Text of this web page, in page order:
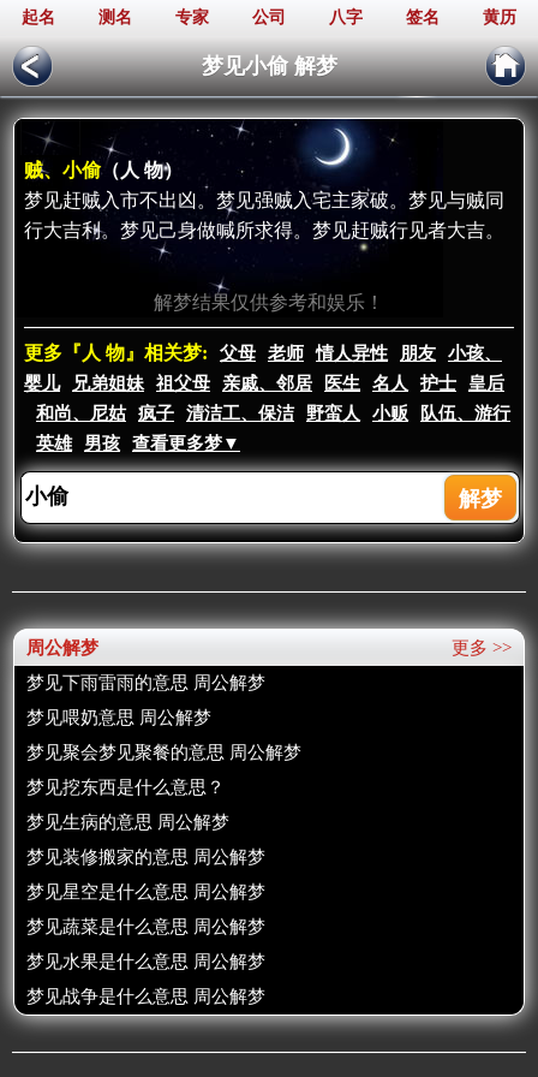
起名 测名 专家 公司 八字 签名 黄历
梦见小偷 解梦
贼、小偷（人 物）
梦见赶贼入市不出凶。梦见强贼入宅主家破。梦见与贼同
行大吉利。梦见己身做喊所求得。梦见赶贼行见者大吉。
解梦结果仅供参考和娱乐！
更多『人 物』相关梦: 父母 老师 情人异性 朋友
小孩、
婴儿
兄弟姐妹 祖父母 亲戚、邻居 医生 名人 护士
皇后
和尚、尼姑
疯子 清洁工、保洁 野蛮人 小贩
队伍、游行
英雄
男孩 查看更多梦▼
更多 >>
周公解梦
梦见下雨雷雨的意思 周公解梦
梦见喂奶意思 周公解梦
梦见聚会梦见聚餐的意思 周公解梦
梦见挖东西是什么意思？
梦见生病的意思 周公解梦
梦见装修搬家的意思 周公解梦
梦见星空是什么意思 周公解梦
梦见蔬菜是什么意思 周公解梦
梦见水果是什么意思 周公解梦
梦见战争是什么意思 周公解梦